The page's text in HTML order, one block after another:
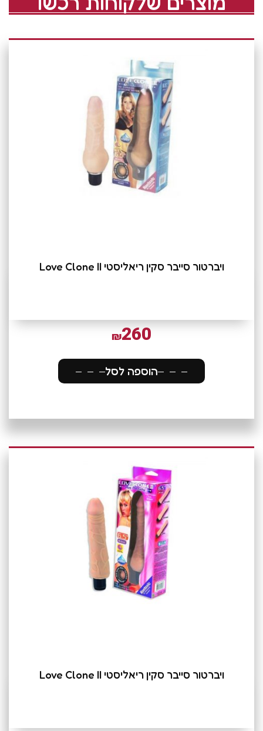
ויברטור סייבר סקין ריאליסטי Love Clone II
₪260
הוספה לסל
ויברטור סייבר סקין ריאליסטי Love Clone II